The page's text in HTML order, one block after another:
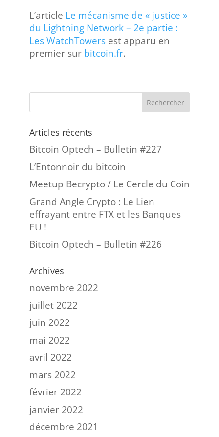
L’article Le mécanisme de « justice »
du Lightning Network – 2e partie :
Les WatchTowersest apparu en
premier sur bitcoin.fr.
Articles récents
Bitcoin Optech – Bulletin #227
L’Entonnoir du bitcoin
Meetup Becrypto / Le Cercle du Coin
Grand Angle Crypto : Le Lien
effrayant entre FTX et les Banques
EU !
Bitcoin Optech – Bulletin #226
Archives
novembre 2022
juillet 2022
juin 2022
mai 2022
avril 2022
mars 2022
février 2022
janvier 2022
décembre 2021